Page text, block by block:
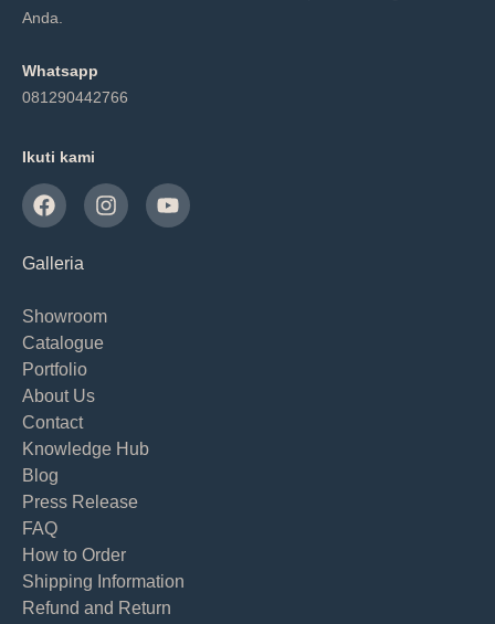
Anda.
Whatsapp
081290442766
Ikuti kami
Galleria
Showroom
Catalogue
Portfolio
About Us
Contact
Knowledge Hub
Blog
Press Release
FAQ
How to Order
Shipping Information
Refund and Return